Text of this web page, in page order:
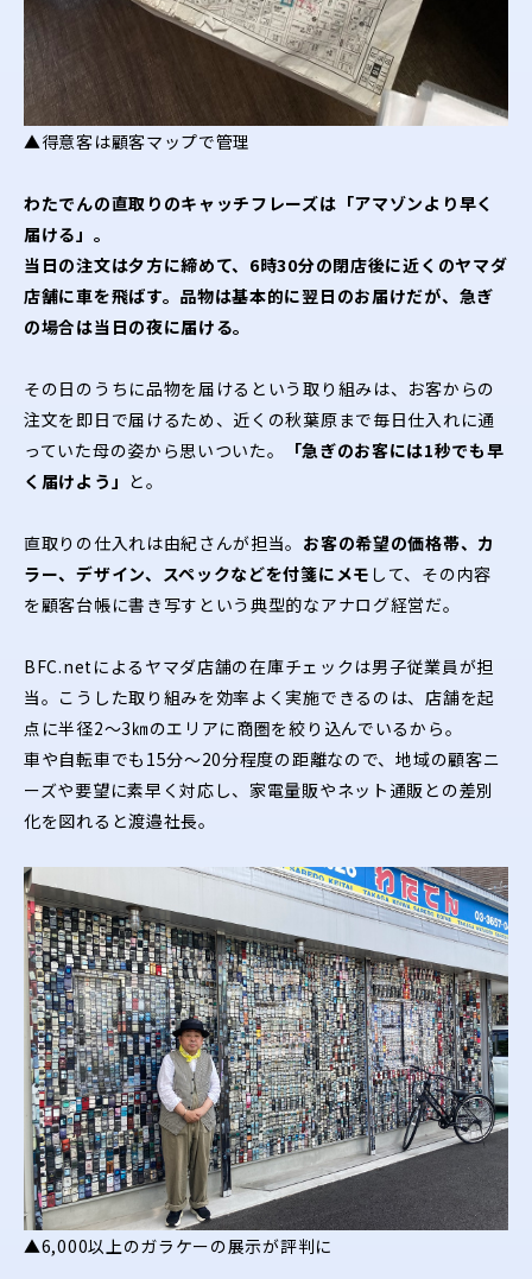
▲得意客は顧客マップで管理
わたでんの直取りのキャッチフレーズは「アマゾンより早く
届ける」。
当日の注文は夕方に締めて、6時30分の閉店後に近くのヤマダ
店舗に車を飛ばす。品物は基本的に翌日のお届けだが、急ぎ
の場合は当日の夜に届ける。
その日のうちに品物を届けるという取り組みは、お客からの
注文を即日で届けるため、近くの秋葉原まで毎日仕入れに通
っていた母の姿から思いついた。
「急ぎのお客には1秒でも早
く届けよう」 と。
直取りの仕入れは由紀さんが担当。 お客の希望の価格帯、カ
ラー、デザイン、スペックなどを付箋にメモ して、その内容
を顧客台帳に書き写すという典型的なアナログ経営だ。
BFC.netによるヤマダ店舗の在庫チェックは男子従業員が担
当。こうした取り組みを効率よく実施できるのは、店舗を起
点に半径2〜3㎞のエリアに商圏を絞り込んでいるから。
車や自転車でも15分〜20分程度の距離なので、地域の顧客ニ
ーズや要望に素早く対応し、家電量販やネット通販との差別
化を図れると渡邉社長。
▲6,000以上のガラケーの展示が評判に